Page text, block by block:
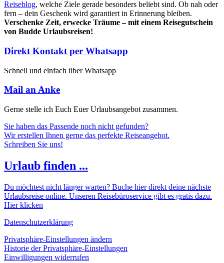
Reiseblog, welche Ziele gerade besonders beliebt sind. Ob nah oder
fern – dein Geschenk wird garantiert in Erinnerung bleiben.
Verschenke Zeit, erwecke Träume – mit einem Reisegutschein
von Budde Urlaubsreisen!
Direkt Kontakt per Whatsapp
Schnell und einfach über Whatsapp
Mail an Anke
Gerne stelle ich Euch Euer Urlaubsangebot zusammen.
Sie haben das Passende noch nicht gefunden?
Wir erstellen Ihnen gerne das perfekte Reiseangebot.
Schreiben Sie uns!
Urlaub finden ...
Du möchtest nicht länger warten? Buche hier direkt deine nächste
Urlaubsreise online. Unseren Reisebüroservice gibt es gratis dazu.
Hier klicken
Datenschutzerklärung
Privatsphäre-Einstellungen ändern
Historie der Privatsphäre-Einstellungen
Einwilligungen widerrufen